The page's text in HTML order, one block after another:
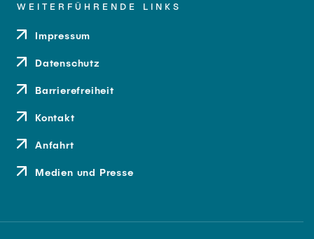
WEITERFÜHRENDE LINKS
Impressum
Datenschutz
Barrierefreiheit
Kontakt
Anfahrt
Medien und Presse